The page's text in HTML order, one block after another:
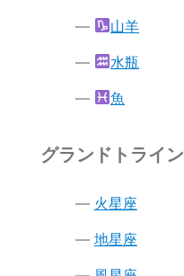
山羊
水瓶
魚
グランドトライン
火星座
地星座